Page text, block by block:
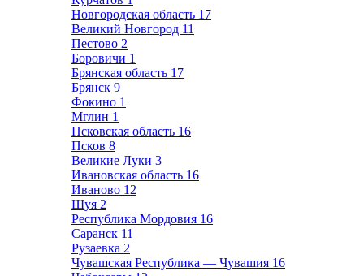
Новгородская область 17
Великий Новгород 11
Пестово 2
Боровичи 1
Брянская область 17
Брянск 9
Фокино 1
Мглин 1
Псковская область 16
Псков 8
Великие Луки 3
Ивановская область 16
Иваново 12
Шуя 2
Республика Мордовия 16
Саранск 11
Рузаевка 2
Чувашская Республика — Чувашия 16